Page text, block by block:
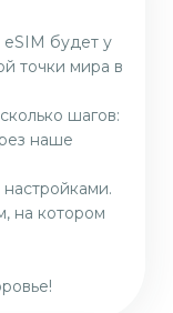
будет у
точки мира в
шагов:
наше
на котором